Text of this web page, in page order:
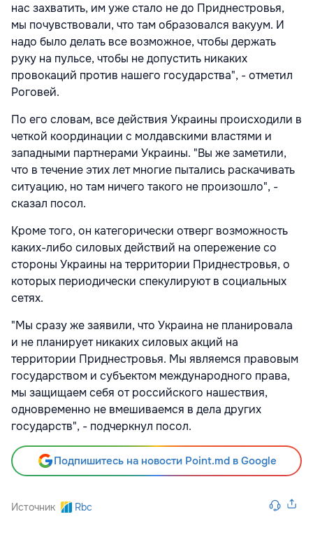
нас захватить, им уже стало не до Приднестровья,
мы почувствовали, что там образовался вакуум. И
надо было делать все возможное, чтобы держать
руку на пульсе, чтобы не допустить никаких
провокаций против нашего государства", - отметил
Роговей.
По его словам, все действия Украины происходили в
четкой координации с молдавскими властями и
западными партнерами Украины. "Вы же заметили,
что в течение этих лет многие пытались раскачивать
ситуацию, но там ничего такого не произошло", -
сказал посол.
Кроме того, он категорически отверг возможность
каких-либо силовых действий на опережение со
стороны Украины на территории Приднестровья, о
которых периодически спекулируют в социальных
сетях.
"Мы сразу же заявили, что Украина не планировала
и не планирует никаких силовых акций на
территории Приднестровья. Мы являемся правовым
государством и субъектом международного права,
мы защищаем себя от российского нашествия,
одновременно не вмешиваемся в дела других
государств", - подчеркнул посол.
Подпишитесь на новости Point.md в Google
Источник Rbc